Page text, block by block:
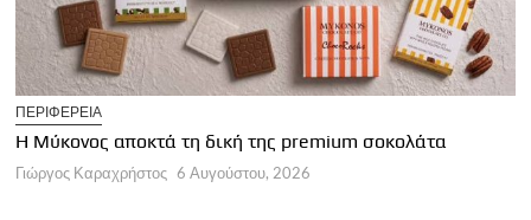
ΠΕΡΙΦΕΡΕΙΑ
Η Μύκονος αποκτά τη δική της premium σοκολάτα
Γιώργος Καραχρήστος 6 Αυγούστου, 2026